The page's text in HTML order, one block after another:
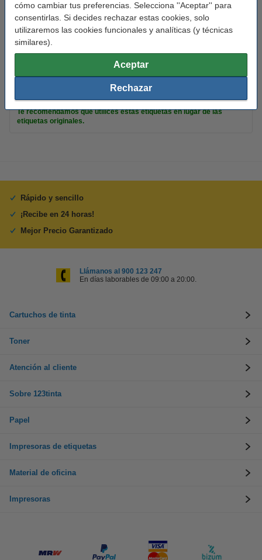
cómo cambiar tus preferencias. Selecciona ''Aceptar'' para
consentirlas. Si decides rechazar estas cookies, solo
utilizaremos las cookies funcionales y analíticas (y técnicas
similares).
Aceptar
Rechazar
Material: papel
S0722400
Consejo
Te recomendamos que utilices estas etiquetas en lugar de las
etiquetas originales.
Rápido y sencillo
¡Recibe en 24 horas!
Mejor Precio Garantizado
Llámanos al 900 123 247
En días laborables de 09:00 a 20:00.
Cartuchos de tinta
Toner
Atención al cliente
Sobre 123tinta
Papel
Impresoras de etiquetas
Material de oficina
Impresoras